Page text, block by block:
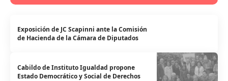
Exposición de JC Scapinni ante la Comisión
de Hacienda de la Cámara de Diputados
Cabildo de Instituto Igualdad propone
Estado Democrático y Social de Derechos